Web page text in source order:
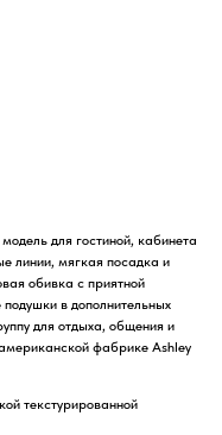
для гостиной, кабинета
линии, мягкая посадка и
обивка с приятной
в дополнительных
для отдыха, общения и
фабрике Ashley
текстурированной